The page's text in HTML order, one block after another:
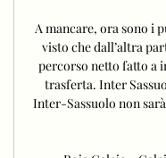
A mancare, ora sono i
visto che dall’altra
percorso netto fatto a
trasferta. Inter
Inter-Sassuolo non